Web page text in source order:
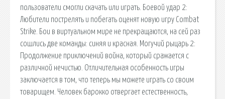
пользователи смогли скачать или играть. Боевой удар 2:
Любители пострелять и побегать оценят новую игру Combat
Strike. Бои в виртуальном мире не прекращаются, на сей раз
сошлись две команды: синяя и красная. Могучий рыцарь 2:
Продолжение приключений война, который сражается с
различной нечистью. Отличительная особенность игры
заключается в том, что теперь мы можете играть со своим
товарищем. Человек барокко отвергает естественность,